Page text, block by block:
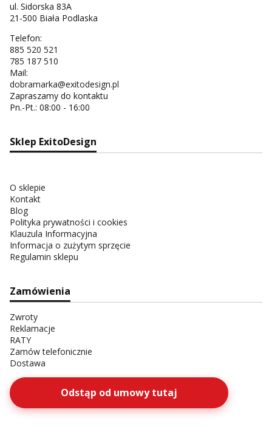
ul. Sidorska 83A
21-500 Biała Podlaska
Telefon:
885 520 521
785 187 510
Mail:
dobramarka@exitodesign.pl
Zapraszamy do kontaktu
Pn.-Pt.: 08:00 - 16:00
Sklep ExitoDesign
O sklepie
Kontakt
Blog
Polityka prywatności i cookies
Klauzula Informacyjna
Informacja o zużytym sprzęcie
Regulamin sklepu
Zamówienia
Zwroty
Reklamacje
RATY
Zamów telefonicznie
Dostawa
Odstąp od umowy tutaj